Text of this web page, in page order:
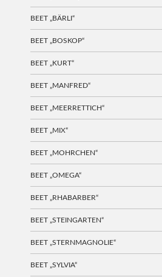
BEET „BÄRLI“
BEET „BOSKOP“
BEET „KURT“
BEET „MANFRED“
BEET „MEERRETTICH“
BEET „MIX“
BEET „MOHRCHEN“
BEET „OMEGA“
BEET „RHABARBER“
BEET „STEINGARTEN“
BEET „STERNMAGNOLIE“
BEET „SYLVIA“